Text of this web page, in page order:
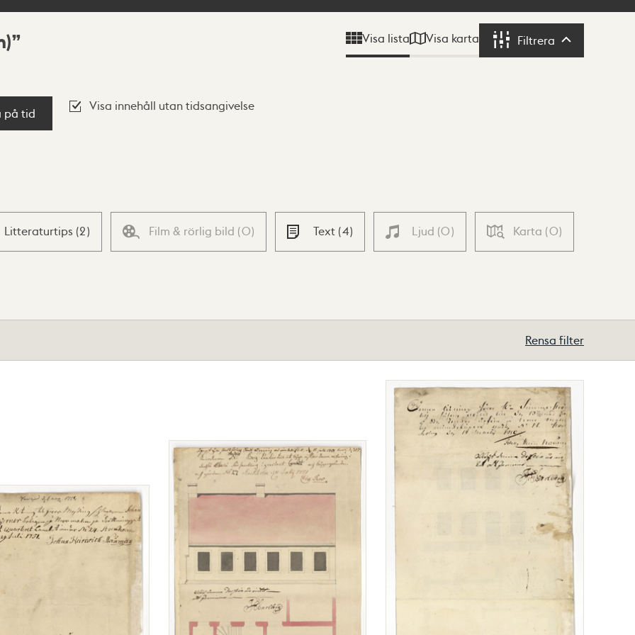
Visa lista Visa karta Filtrera Filtrera
på tid
Visa innehåll utan tidsangivelse
Litteraturtips (2) Film & rörlig bild (0) Text (4) Ljud (0) Karta (0)
Rensa filter